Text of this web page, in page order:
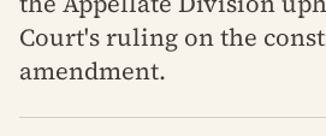
Court's ruling on the
amendment.